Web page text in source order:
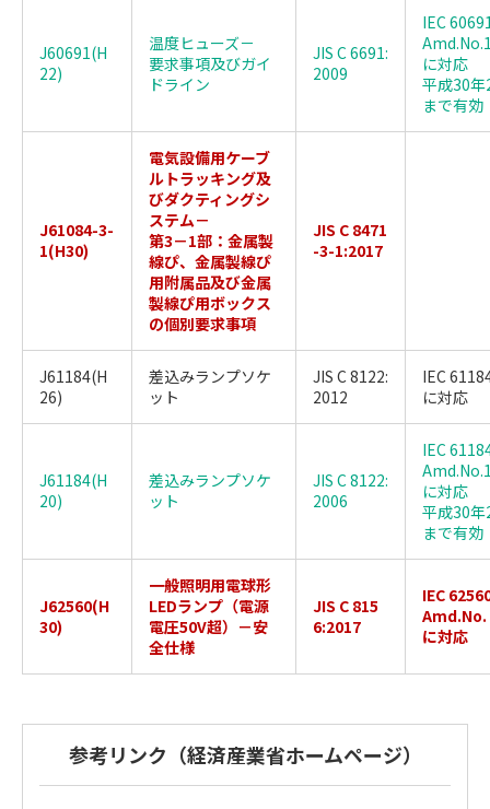
J60691(H
22)
温度ヒューズ－
要求事項及びガイ
ドライン
JIS C 6691:
2009
IEC
に対応
平成30
まで有効
J61084-3-
1(H30)
電気設備用ケーブ
ルトラッキング及
びダクティングシ
ステム－
第3－1部：金属製
線ぴ、金属製線ぴ
用附属品及び金属
製線ぴ用ボックス
の個別要求事項
JIS C 8471
-3-1:2017
J61184(H
26)
差込みランプソケ
ット
JIS C 8122:
2012
IEC
に対応
J61184(H
20)
差込みランプソケ
ット
JIS C 8122:
2006
IEC
に対応
平成30
まで有効
J62560(H
30)
一般照明用電球形
LEDランプ（電源
電圧50V超）－安
全仕様
JIS C 815
6:2017
IEC
に対応
参考リンク（経済産業省ホームページ）